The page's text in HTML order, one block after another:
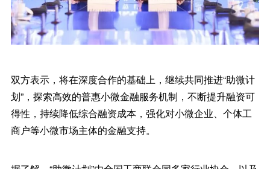
双方表示，将在深度合作的基础上，继续共同推进“助微计
划”，探索高效的普惠小微金融服务机制，不断提升融资可
得性，持续降低综合融资成本，强化对小微企业、个体工
商户等小微市场主体的金融支持。